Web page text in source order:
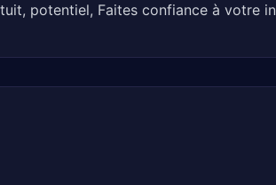
potentiel, Faites confiance à votre